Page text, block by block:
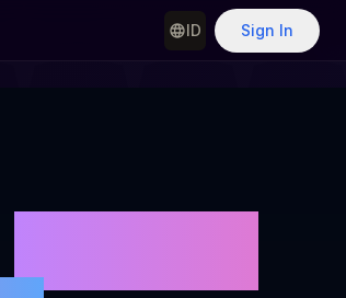
ID Sign In